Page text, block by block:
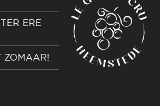
ERE
ZOMAAR!